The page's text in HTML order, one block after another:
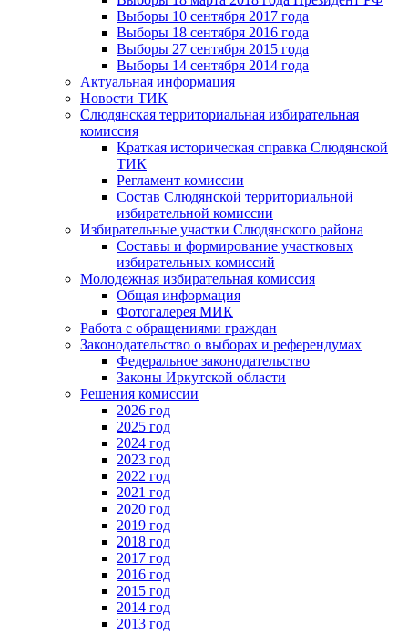
Выборы 10 сентября 2017 года
Выборы 18 сентября 2016 года
Выборы 27 сентября 2015 года
Выборы 14 сентября 2014 года
Актуальная информация
Новости ТИК
Слюдянская территориальная избирательная
комиссия
Краткая историческая справка Слюдянской
ТИК
Регламент комиссии
Состав Слюдянской территориальной
избирательной комиссии
Избирательные участки Слюдянского района
Составы и формирование участковых
избирательных комиссий
Молодежная избирательная комиссия
Общая информация
Фотогалерея МИК
Работа с обращениями граждан
Законодательство о выборах и референдумах
Федеральное законодательство
Законы Иркутской области
Решения комиссии
2026 год
2025 год
2024 год
2023 год
2022 год
2021 год
2020 год
2019 год
2018 год
2017 год
2016 год
2015 год
2014 год
2013 год